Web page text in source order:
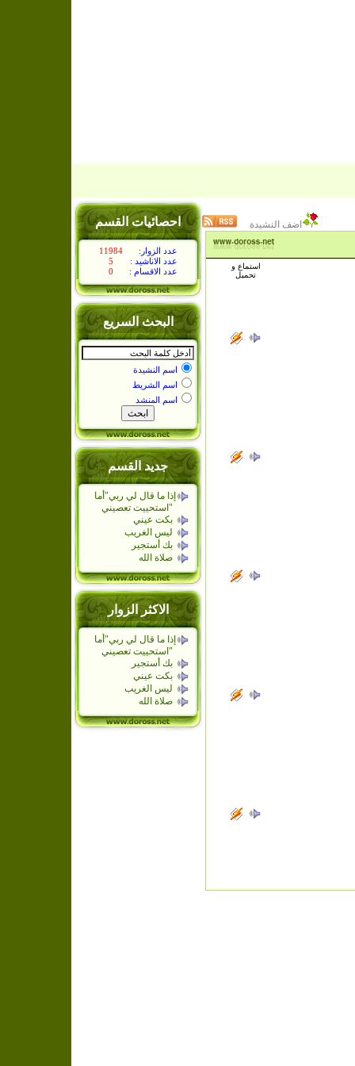
احصائيات القسم
11984
:عدد الزوار
5
: عدد الاناشيد
0
: عدد الاقسام
البحث السريع
اسم النشيدة
اسم الشريط
اسم المنشد
جديد القسم
إذا ما قال لي ربي"أما
استحييت تعصيني"
بكت عيني
ليس الغريب
بك أستجير
صلاة الله
الاكثر الزوار
إذا ما قال لي ربي"أما
استحييت تعصيني"
بك أستجير
بكت عيني
ليس الغريب
صلاة الله
اضف النشيدة
استماع و
تحميل